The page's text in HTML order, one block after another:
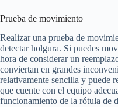
Prueba de movimiento
Realizar una prueba de
detectar holgura. Si puedes
hora de considerar un
conviertan en grandes
relativamente sencilla y puede
que cuente con el equipo
funcionamiento de la rótula de